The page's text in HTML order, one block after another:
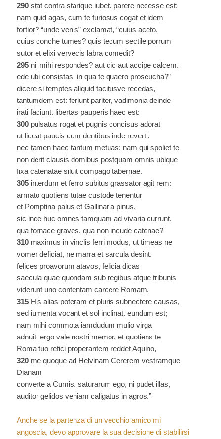
290stat contra starique iubet. parere necesse est;
nam quid agas, cum te furiosus cogat et idem
fortior? “unde venis” exclamat, “cuius aceto,
cuius conche tumes? quis tecum sectile porrum
sutor et elixi vervecis labra comedit?
295nil mihi respondes? aut dic aut accipe calcem.
ede ubi consistas: in qua te quaero proseucha?”
dicere si temptes aliquid tacitusve recedas,
tantumdem est: feriunt pariter, vadimonia deinde
irati faciunt. libertas pauperis haec est:
300pulsatus rogat et pugnis concisus adorat
ut liceat paucis cum dentibus inde reverti.
nec tamen haec tantum metuas; nam qui spoliet te
non derit clausis domibus postquam omnis ubique
fixa catenatae siluit compago tabernae.
305interdum et ferro subitus grassator agit rem:
armato quotiens tutae custode tenentur
et Pomptina palus et Gallinaria pinus,
sic inde huc omnes tamquam ad vivaria currunt.
qua fornace graves, qua non incude catenae?
310maximus in vinclis ferri modus, ut timeas ne
vomer deficiat, ne marra et sarcula desint.
felices proavorum atavos, felicia dicas
saecula quae quondam sub regibus atque tribunis
viderunt uno contentam carcere Romam.
315His alias poteram et pluris subnectere causas,
sed iumenta vocant et sol inclinat. eundum est;
nam mihi commota iamdudum mulio virga
adnuit. ergo vale nostri memor, et quotiens te
Roma tuo refici properantem reddet Aquino,
320me quoque ad Helvinam Cererem vestramque
Dianam
converte a Cumis. saturarum ego, ni pudet illas,
auditor gelidos veniam caligatus in agros.”
Anche se la partenza di un vecchio amico mi
angoscia, devo approvare la sua decisione di stabilirsi